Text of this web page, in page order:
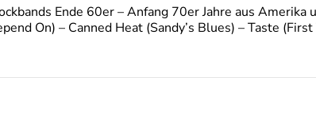
Ende 60er – Anfang 70er Jahre aus Amerika
On) – Canned Heat (Sandy’s Blues) – Taste